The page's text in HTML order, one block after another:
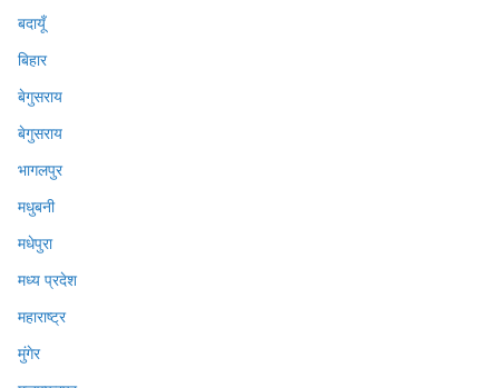
बदायूँ
बिहार
बेगुसराय
बेगुसराय
भागलपुर
मधुबनी
मधेपुरा
मध्य प्रदेश
महाराष्ट्र
मुंगेर